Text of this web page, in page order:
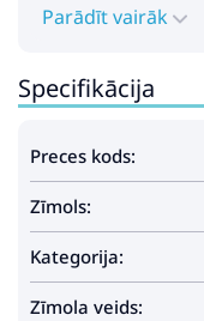
Parādīt vairāk
Specifikācija
Preces kods:
Zīmols:
Kategorija:
Zīmola veids: